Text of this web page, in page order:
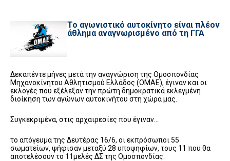
Το αγωνιστικό αυτοκίνητο είναι πλέον
άθλημα αναγνωρισμένο από τη ΓΓΑ
Δεκαπέντε μήνες μετά την αναγνώριση της Ομοσπονδίας
Μηχανοκίνητου Αθλητισμού Ελλάδος (ΟΜΑΕ), έγιναν και οι
εκλογές που εξέλεξαν την πρώτη δημοκρατικά εκλεγμένη
διοίκηση των αγώνων αυτοκινήτου στη χώρα μας.
Συγκεκριμένα, στις αρχαιρεσίες που έγιναν…
το απόγευμα της Δευτέρας 16/6, οι εκπρόσωποι 55
σωματείων, ψήφισαν μεταξύ 28 υποψηφίων, τους 11 που θα
αποτελέσουν το 11μελές ΔΣ της Ομοσπονδίας.